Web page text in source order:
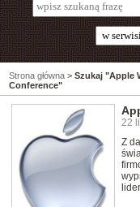
Strona główna > Szukaj "Apple
Conference"
22
Z